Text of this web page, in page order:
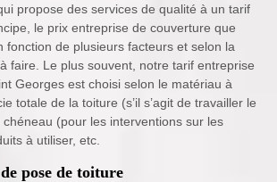
propose des services de qualité à un tarif
le prix entreprise de couverture que
fonction de plusieurs facteurs et selon la
faire. Le plus souvent, notre tarif entreprise
Georges est choisi selon le matériau à
totale de la toiture (s’il s’agit de travailler le
(pour les interventions sur les
à utiliser, etc.
pose de toiture